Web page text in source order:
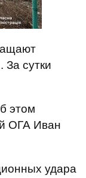
За сутки
этом
ОГА Иван
удара